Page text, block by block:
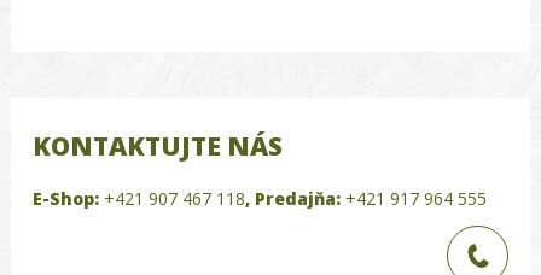
KONTAKTUJTE NÁS
E-Shop: +421 907 467 118, Predajňa: +421 917 964 555